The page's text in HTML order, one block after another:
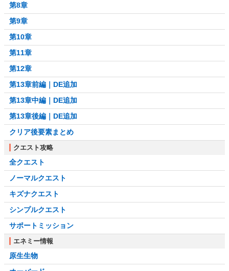
第8章
第9章
第10章
第11章
第12章
第13章前編｜DE追加
第13章中編｜DE追加
第13章後編｜DE追加
クリア後要素まとめ
クエスト攻略
全クエスト
ノーマルクエスト
キズナクエスト
シンプルクエスト
サポートミッション
エネミー情報
原生生物